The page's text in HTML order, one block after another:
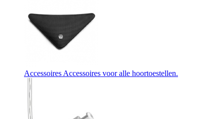
AccessoiresAccessoires voor alle hoortoestellen.